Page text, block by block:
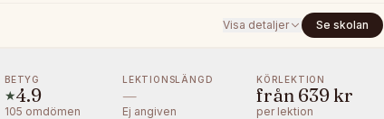
Visa detaljer Se skolan
BETYG
★4.9
105 omdömen
LEKTIONSLÄNGD
—
Ej angiven
KÖRLEKTION
från 639 kr
per lektion